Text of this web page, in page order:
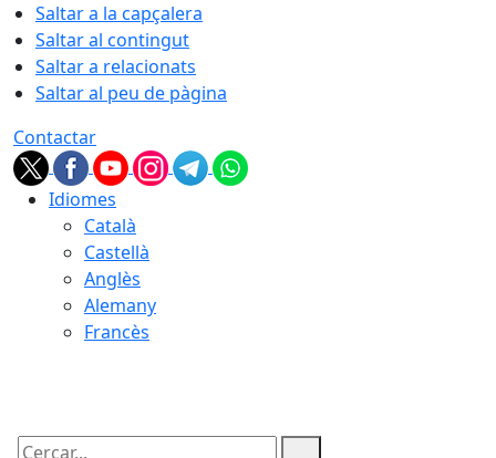
Saltar a la capçalera
Saltar al contingut
Saltar a relacionats
Saltar al peu de pàgina
Contactar
Idiomes
Català
Castellà
Anglès
Alemany
Francès